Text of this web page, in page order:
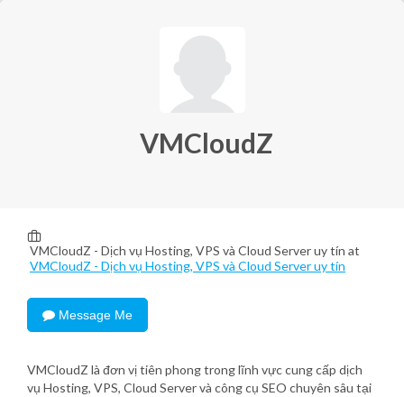
VMCloudZ
VMCloudZ - Dịch vụ Hosting, VPS và Cloud Server uy tín at
VMCloudZ - Dịch vụ Hosting, VPS và Cloud Server uy tín
Message Me
VMCloudZ là đơn vị tiên phong trong lĩnh vực cung cấp dịch
vụ Hosting, VPS, Cloud Server và công cụ SEO chuyên sâu tại